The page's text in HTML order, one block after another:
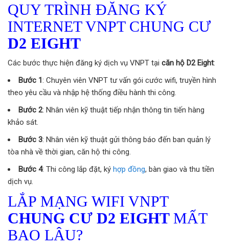
QUY TRÌNH ĐĂNG KÝ
INTERNET VNPT CHUNG CƯ
D2 EIGHT
Các bước thực hiện đăng ký dịch vụ VNPT tại căn hộ D2 Eight:
Bước 1: Chuyên viên VNPT tư vấn gói cước wifi, truyền hình
theo yêu cầu và nhập hệ thống điều hành thi công.
Bước 2: Nhân viên kỹ thuật tiếp nhận thông tin tiến hàng
khảo sát.
Bước 3: Nhân viên kỹ thuật gửi thông báo đến ban quản lý
tòa nhà về thời gian, căn hộ thi công.
Bước 4: Thi công lắp đặt, ký hợp đồng, bàn giao và thu tiền
dịch vụ.
LẮP MẠNG WIFI VNPT
CHUNG CƯ D2 EIGHT MẤT
BAO LÂU?